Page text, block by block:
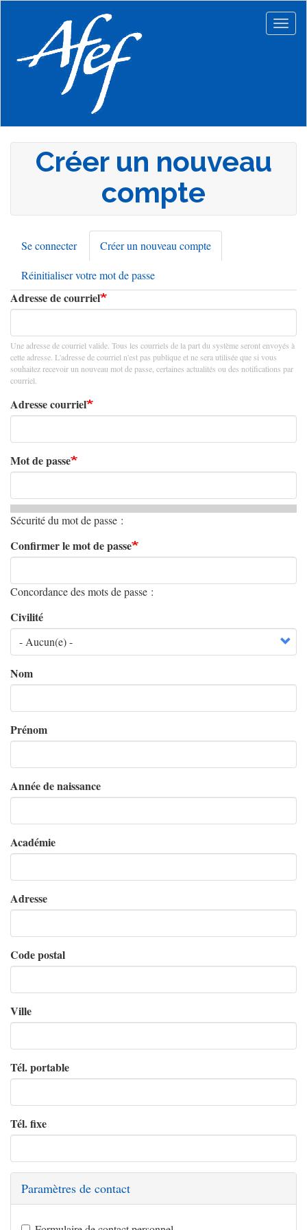
principal
Créer un nouveau
compte
Onglets
principaux
Se connecter Créer un nouveau compte
actif)
Réinitialiser votre mot de passe
Adresse de courriel
Une adresse de courriel valide. Tous les courriels de la part du système seront envoyés à
cette adresse. L'adresse de courriel n'est pas publique et ne sera utilisée que si vous
souhaitez recevoir un nouveau mot de passe, certaines actualités ou des notifications par
courriel.
Adresse courriel
Mot de passe
Sécurité du mot de passe :
Confirmer le mot de passe
Concordance des mots de passe :
Civilité
Nom
Prénom
Année de naissance
Académie
Adresse
Code postal
Ville
Tél. portable
Tél. fixe
Paramètres de contact